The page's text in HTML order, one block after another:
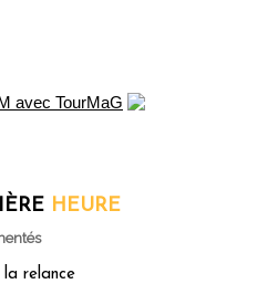
HEURE
relance